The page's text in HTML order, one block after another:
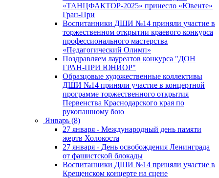
«ТАНЦФАКТОР-2025» принесло «Ювенте»
Гран-При
Воспитанники ДШИ №14 приняли участие в
торжественном открытии краевого конкурса
профессионального мастерства
«Педагогический Олимп»
Поздравляем лауреатов конкурса "ДОН
ГРАН-ПРИ ЮНИОР"
Образцовые художественные коллективы
ДШИ №14 приняли участие в концертной
программе торжественного открытия
Первенства Краснодарского края по
рукопашному бою
Январь (8)
27 января - Международный день памяти
жертв Холокоста
27 января - День освобождения Ленинграда
от фашистской блокады
Воспитанники ДШИ №14 приняли участие в
Крещенском концерте на сцене